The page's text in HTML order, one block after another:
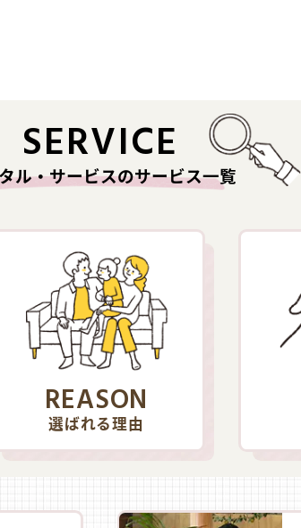
SERVICE
ル・サービスのサービス一覧
REASON
選ばれる理由